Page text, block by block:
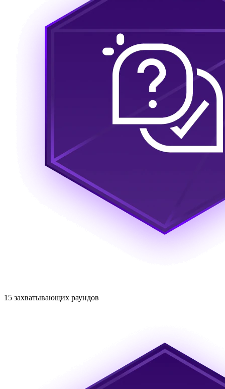
15 захватывающих раундов